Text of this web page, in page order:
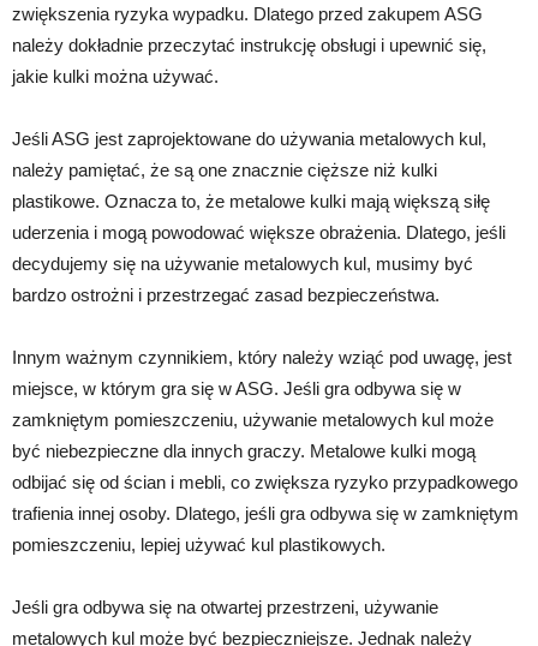
zwiększenia ryzyka wypadku. Dlatego przed zakupem ASG
należy dokładnie przeczytać instrukcję obsługi i upewnić się,
jakie kulki można używać.
Jeśli ASG jest zaprojektowane do używania metalowych kul,
należy pamiętać, że są one znacznie cięższe niż kulki
plastikowe. Oznacza to, że metalowe kulki mają większą siłę
uderzenia i mogą powodować większe obrażenia. Dlatego, jeśli
decydujemy się na używanie metalowych kul, musimy być
bardzo ostrożni i przestrzegać zasad bezpieczeństwa.
Innym ważnym czynnikiem, który należy wziąć pod uwagę, jest
miejsce, w którym gra się w ASG. Jeśli gra odbywa się w
zamkniętym pomieszczeniu, używanie metalowych kul może
być niebezpieczne dla innych graczy. Metalowe kulki mogą
odbijać się od ścian i mebli, co zwiększa ryzyko przypadkowego
trafienia innej osoby. Dlatego, jeśli gra odbywa się w zamkniętym
pomieszczeniu, lepiej używać kul plastikowych.
Jeśli gra odbywa się na otwartej przestrzeni, używanie
metalowych kul może być bezpieczniejsze. Jednak należy